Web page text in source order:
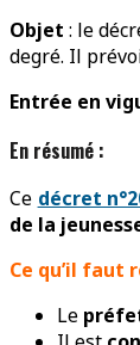
Objet: le
degré. Il
Entrée en
En résumé :
Ce décret
de la
Ce qu’il faut
Le